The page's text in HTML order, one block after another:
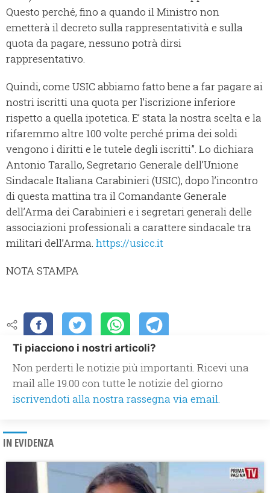
Questo perché, fino a quando il Ministro non
emetterà il decreto sulla rappresentatività e sulla
quota da pagare, nessuno potrà dirsi
rappresentativo.
Quindi, come USIC abbiamo fatto bene a far pagare ai
nostri iscritti una quota per l’iscrizione inferiore
rispetto a quella ipotetica. E’ stata la nostra scelta e la
rifaremmo altre 100 volte perché prima dei soldi
vengono i diritti e le tutele degli iscritti”. Lo dichiara
Antonio Tarallo, Segretario Generale dell’Unione
Sindacale Italiana Carabinieri (USIC), dopo l’incontro
di questa mattina tra il Comandante Generale
dell’Arma dei Carabinieri e i segretari generali delle
associazioni professionali a carattere sindacale tra
militari dell’Arma. https://usicc.it
NOTA STAMPA
Ti piacciono i nostri articoli?
Non perderti le notizie più importanti. Ricevi una
mail alle 19.00 con tutte le notizie del giorno
iscrivendoti alla nostra rassegna via email.
IN EVIDENZA